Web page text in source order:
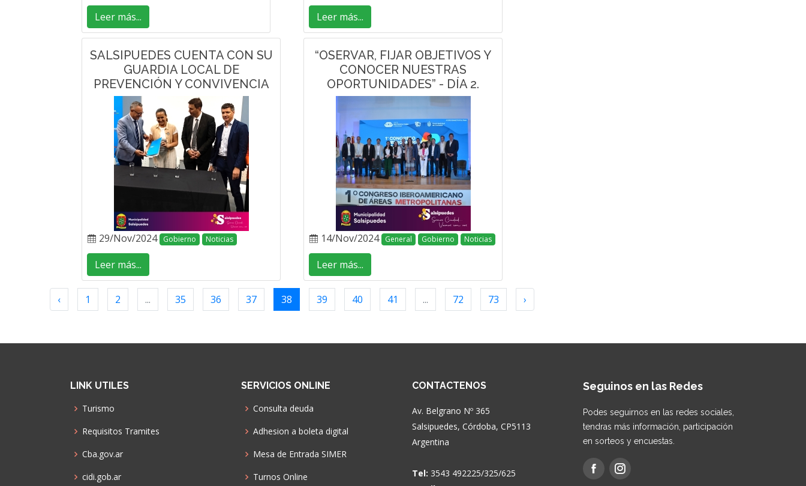
Leer más... Leer más...
SALSIPUEDES CUENTA CON SU
GUARDIA LOCAL DE
PREVENCIÓN Y CONVIVENCIA
29/Nov/2024 Gobierno Noticias
Leer más...
“OSERVAR, FIJAR OBJETIVOS Y
CONOCER NUESTRAS
OPORTUNIDADES” - DÍA 2.
14/Nov/2024 General Gobierno Noticias
Leer más...
‹ 1 2 ... 35 36 37 38 39 40 41 ... 72 73 ›
LINK UTILES
Turismo
Requisitos Tramites
Cba.gov.ar
cidi.gob.ar
SERVICIOS ONLINE
Consulta deuda
Adhesion a boleta digital
Mesa de Entrada SIMER
Turnos Online
CONTACTENOS
Av. Belgrano Nº 365
Salsipuedes, Córdoba, CP5113
Argentina
Tel: 3543 492225/325/625
Seguinos en las Redes
Podes seguirnos en las redes sociales,
tendras más información, participación
en sorteos y encuestas.